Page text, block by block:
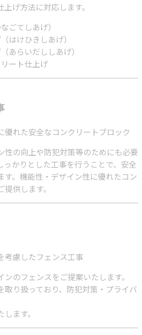
げ方法に対応します。
ごてしあげ）
はけひきしあげ）
あらいだししあげ）
ート仕上げ
優れた安全なコンクリートブロック
性の向上や防犯対策等のためにも必要
っかりとした工事を行うことで、安全
す。機能性・デザイン性に優れたコン
供します。
考慮したフェンス工事
のフェンスをご提案いたします。
取り扱っており、防犯対策・プライバ
ます。